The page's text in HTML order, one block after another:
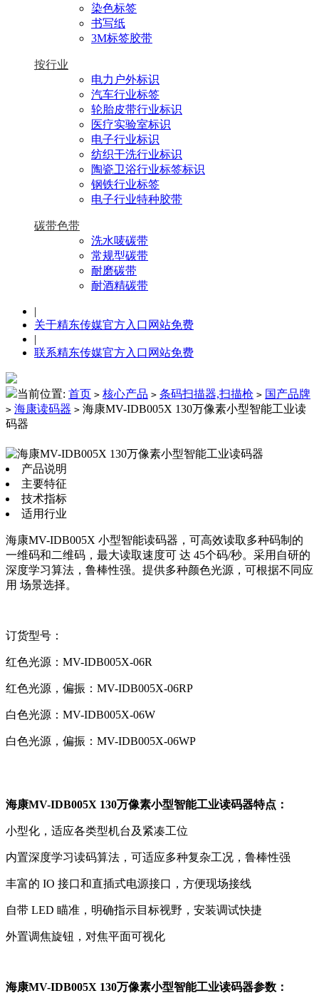
染色标签
书写纸
3M标签胶带
按行业
电力户外标识
汽车行业标签
轮胎皮带行业标识
医疗实验室标识
电子行业标识
纺织干洗行业标识
陶瓷卫浴行业标签标识
钢铁行业标签
电子行业特种胶带
碳带色带
洗水唛碳带
常规型碳带
耐磨碳带
耐酒精碳带
|
关于精东传媒官方入口网站免费
|
联系精东传媒官方入口网站免费
当前位置: 首页 > 核心产品 > 条码扫描器,扫描枪 > 国产品牌
> 海康读码器 > 海康MV-IDB005X 130万像素小型智能工业读
码器
产品说明
主要特征
技术指标
适用行业
海康MV-IDB005X 小型智能读码器，可高效读取多种码制的
一维码和二维码，最大读取速度可 达 45个码/秒。采用自研的
深度学习算法，鲁棒性强。提供多种颜色光源，可根据不同应
用 场景选择。
订货型号：
红色光源：MV-IDB005X-06R
红色光源，偏振：MV-IDB005X-06RP
白色光源：MV-IDB005X-06W
白色光源，偏振：MV-IDB005X-06WP
海康MV-IDB005X 130万像素小型智能工业读码器特点：
小型化，适应各类型机台及紧凑工位
内置深度学习读码算法，可适应多种复杂工况，鲁棒性强
丰富的 IO 接口和直插式电源接口，方便现场接线
自带 LED 瞄准，明确指示目标视野，安装调试快捷
外置调焦旋钮，对焦平面可视化
海康MV-IDB005X 130万像素小型智能工业读码器参数：